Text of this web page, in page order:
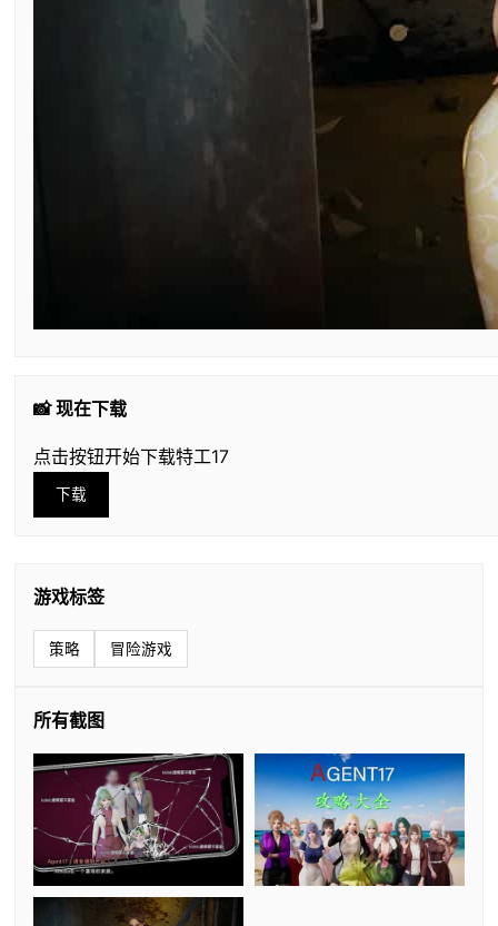
📸 现在下载
点击按钮开始下载特工17
下载
游戏标签
策略 冒险游戏
所有截图